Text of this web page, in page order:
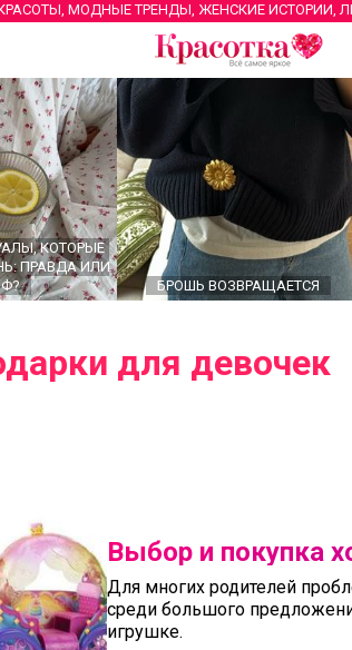
МОДНЫЕ ТРЕНДЫ, ЖЕНСКИЕ ИСТОРИИ,
КОТОРЫЕ
ПРАВДА ИЛИ
БРОШЬ ВОЗВРАЩАЕТСЯ
для девочек
Выбор и покупка
Для многих родителей
среди большого
игрушке.